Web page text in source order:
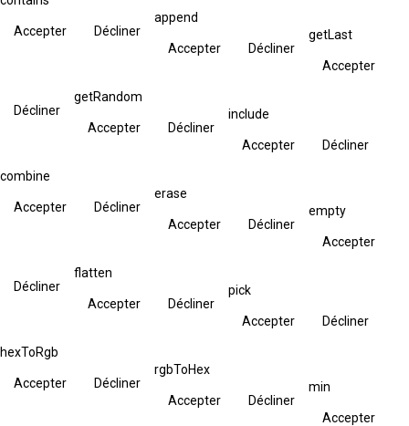
Accepter Décliner
append
Accepter Décliner
getLast
Accepter
Décliner
getRandom
Accepter Décliner
include
Accepter Décliner
combine
Accepter Décliner
erase
Accepter Décliner
empty
Accepter
Décliner
flatten
Accepter Décliner
pick
Accepter Décliner
hexToRgb
Accepter Décliner
rgbToHex
Accepter Décliner
min
Accepter